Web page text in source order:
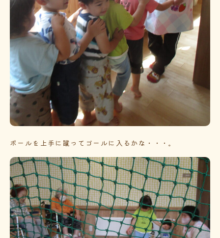
ボールを上手に蹴ってゴールに入るかな・・・。